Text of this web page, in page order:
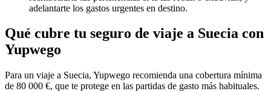
adelantarte los gastos urgentes en destino.
Qué cubre tu seguro de viaje a Suecia con
Yupwego
Para un viaje a Suecia, Yupwego recomienda una cobertura mínima
de 80 000 €, que te protege en las partidas de gasto más habituales.